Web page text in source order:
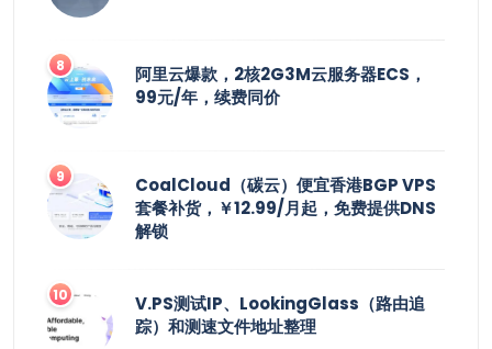
阿里云爆款，2核2G3M云服务器ECS，
99元/年，续费同价
CoalCloud（碳云）便宜香港BGP VPS
套餐补货，￥12.99/月起，免费提供DNS
解锁
V.PS测试IP、LookingGlass（路由追
踪）和测速文件地址整理